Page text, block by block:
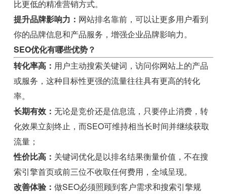
比更低的精准营销方式。
提升品牌影响力： 网站排名靠前，可以让更多用户看到
你的品牌信息和产品服务，增强企业品牌影响力。
SEO优化有哪些优势？
转化率高： 用户主动搜索关键词，访问你网站上的产品
或服务，这种目标性更强的流量往往具有更高的转化
率。
长期有效：无论是竞价还是信息流，只要停止消费，转
化效果立刻终止，而SEO可维持相当长时间并继续获取
流量；
性价比高： 关键词优化是以排名结果衡量价值，不在搜
索引擎首页或前三位不收取任何费用，全域呈现。
改善体验：做SEO必须照顾到客户需求和搜索引擎规